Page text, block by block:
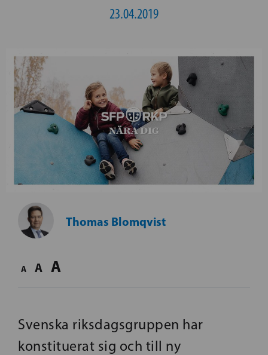
23.04.2019
Thomas Blomqvist
A A A
Svenska riksdagsgruppen har
konstituerat sig och till ny